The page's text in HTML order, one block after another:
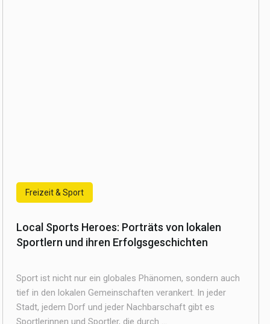
Freizeit & Sport
Local Sports Heroes: Porträts von lokalen
Sportlern und ihren Erfolgsgeschichten
Sport ist nicht nur ein globales Phänomen, sondern auch
tief in den lokalen Gemeinschaften verankert. In jeder
Stadt, jedem Dorf und jeder Nachbarschaft gibt es